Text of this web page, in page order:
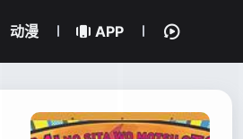
动漫 APP